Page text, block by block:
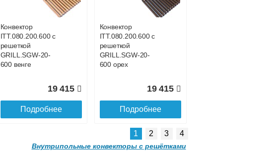
GRILL.SGWL-16-
31 052
Подробнее
GRILL.SGWL-16-
32 963
Подробнее
Конвектор
ITT.080.200.600 с
решеткой
GRILL.SGW-20-
600 венге
19 415
Подробнее
Конвектор
ITT.080.200.600 с
решеткой
GRILL.SGW-20-
600 орех
19 415
Подробнее
1 2 3 4
Внутрипольные конвекторы с решётками